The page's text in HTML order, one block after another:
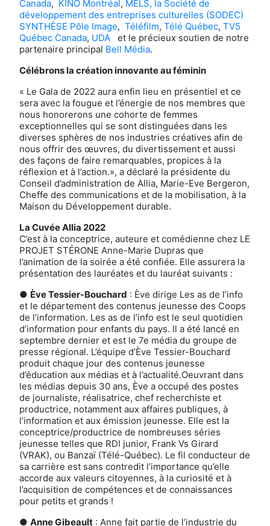
Canada, KINO Montréal, MELS, la Société de
développement des entreprises culturelles (SODEC)
SYNTHÈSE Pôle Image, Téléfilm, Télé Québec, TV5
Québec Canada, UDA et le précieux soutien de notre
partenaire principal Bell Média.
Célébrons la création innovante au féminin
« Le Gala de 2022 aura enfin lieu en présentiel et ce
sera avec la fougue et l’énergie de nos membres que
nous honorerons une cohorte de femmes
exceptionnelles qui se sont distinguées dans les
diverses sphères de nos industries créatives afin de
nous offrir des œuvres, du divertissement et aussi
des façons de faire remarquables, propices à la
réflexion et à l’action.», a déclaré la présidente du
Conseil d’administration de Allia, Marie-Eve Bergeron,
Cheffe des communications et de la mobilisation, à la
Maison du Développement durable.
La Cuvée Allia 2022
C’est à la conceptrice, auteure et comédienne chez LE
PROJET STÉRONE Anne-Marie Dupras que
l’animation de la soirée a été confiée. Elle assurera la
présentation des lauréates et du lauréat suivants :
● Ève Tessier-Bouchard : Ève dirige Les as de l’info
et le département des contenus jeunesse des Coops
de l’information. Les as de l’info est le seul quotidien
d’information pour enfants du pays. Il a été lancé en
septembre dernier et est le 7e média du groupe de
presse régional. L’équipe d’Ève Tessier-Bouchard
produit chaque jour des contenus jeunesse
d’éducation aux médias et à l’actualité.Oeuvrant dans
les médias depuis 30 ans, Ève a occupé des postes
de journaliste, réalisatrice, chef recherchiste et
productrice, notamment aux affaires publiques, à
l’information et aux émission jeunesse. Elle est la
conceptrice/productrice de nombreuses séries
jeunesse telles que RDI junior, Frank Vs Girard
(VRAK), ou Banzaï (Télé-Québec). Le fil conducteur de
sa carrière est sans contredit l’importance qu’elle
accorde aux valeurs citoyennes, à la curiosité et à
l’acquisition de compétences et de connaissances
pour petits et grands !
● Anne Gibeault : Anne fait partie de l’industrie du